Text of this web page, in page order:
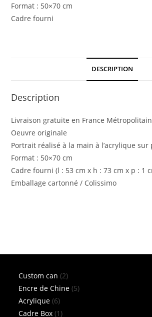
Format : 50×70 cm
Cadre fourni
DESCRIPTION
Description
Livraison gratuite en France
Oeuvre originale
Portrait réalisé à la main à l’acrylique sur
Format : 50×70 cm
Cadre fourni (l : 53 cm x h : 73 cm x p : 1
Emballage cartonné / Colissimo
Custom can 22
produits
Encre de Chine 55
Acrylique 66
produits
Cadre Box 1 1